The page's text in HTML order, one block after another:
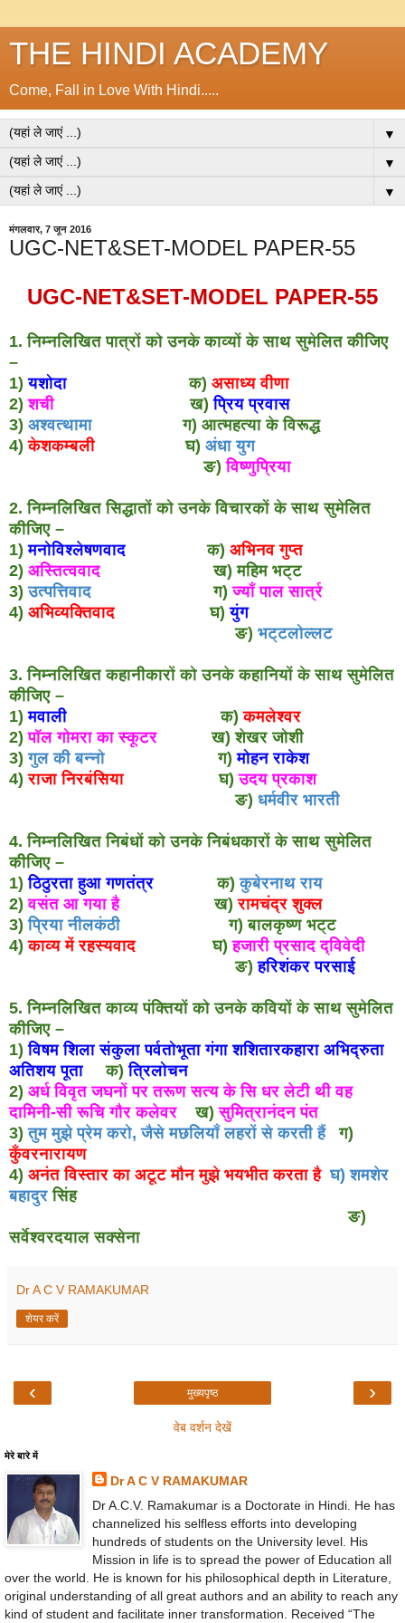
THE HINDI ACADEMY
Come, Fall in Love With Hindi.....
▼
▼
▼
मंगलवार, 7 जून 2016
UGC-NET&SET-MODEL PAPER-55
UGC-NET&SET-MODEL PAPER-55
1. निम्नलिखित पात्रों को उनके काव्यों के साथ सुमेलित कीजिए
–
1)यशोदा क) असाध्य वीणा
2)शची ख)प्रिय प्रवास
3) अश्वत्थामा ग) आत्महत्या के विरूद्ध
4)केशकम्बली घ) अंधा युग
ङ)विष्णुप्रिया
2. निम्नलिखित सिद्धातों को उनके विचारकों के साथ सुमेलित
कीजिए –
1)मनोविश्लेषणवाद क) अभिनव गुप्त
2) अस्तित्ववाद ख) महिम भट्ट
3)उत्पत्तिवाद ग) ज्याँ पाल सार्त्र
4) अभिव्यक्तिवाद घ)युंग
ङ) भट्टलोल्लट
3. निम्नलिखित कहानीकारों को उनके कहानियों के साथ सुमेलित
कीजिए –
1)मवाली क)कमलेश्वर
2)पॉल गोमरा का स्कूटर
ख) शेखर जोशी
3)गुल की बन्नो ग) मोहन राकेश
4)राजा निरबंसिया घ)उदय प्रकाश
ङ) धर्मवीर भारती
4. निम्नलिखित निबंधों को उनके निबंधकारों के साथ सुमेलित
कीजिए –
1)ठिठुरता हुआ गणतंत्र क)कुबेरनाथ राय
2)वसंत आ गया है ख)रामचंद्र शुक्ल
3) प्रिया नीलकंठी
ग) बालकृष्ण भट्ट
4)काव्य में रहस्यवाद घ) हजारी प्रसाद द्विवेदी
ङ)हरिशंकर परसाई
5. निम्नलिखित काव्य पंक्तियों को उनके कवियों के साथ सुमेलित
कीजिए –
1)विषम शिला संकुला पर्वतोभूता गंगा शशितारकहारा अभिद्रुता
अतिशय पूता
क)त्रिलोचन
2) अर्ध विवृत जघनों पर तरूण सत्य के सि धर लेटी थी वह
दामिनी-सी रूचि गौर कलेवर ख)सुमित्रानंदन पंत
3)तुम मुझे प्रेम करो, जैसे मछलियाँ लहरों से करती हैं
ग)
कुँवरनारायण
4) अनंत विस्तार का अटूट मौन मुझे भयभीत करता है घ) शमशेर
बहादुरसिंह
ङ)
सर्वेश्वरदयाल सक्सेना
Dr A C V RAMAKUMAR
शेयर करें
‹ ›
मुख्यपृष्ठ
वेब वर्शन देखें
मेरे बारे में
Dr A C V RAMAKUMAR
Dr A.C.V. Ramakumar is a Doctorate in Hindi. He has
channelized his selfless efforts into developing
hundreds of students on the University level. His
Mission in life is to spread the power of Education all
over the world. He is known for his philosophical depth in Literature,
original understanding of all great authors and an ability to reach any
kind of student and facilitate inner transformation. Received “The